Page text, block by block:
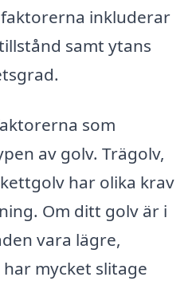
inkluderar
samt ytans
som
av golv. Trägolv,
har olika krav
Om ditt golv är i
vara lägre,
mycket slitage